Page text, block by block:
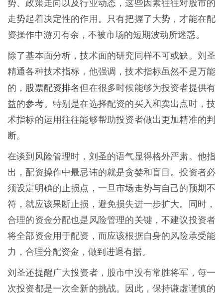
势、政策走向以及行业动态，这些因素往往对股市的
走势起着决定性的作用。只有把握了大势，才能在配
资操作中游刃有余，不被市场的短期波动所迷惑。
除了基本面分析，技术面的研究同样不可或缺。刘圣
精通各种技术指标，他强调，技术指标虽然不是万能
的， 股票配资排名但在很多时候能够为投资者提供有
益的参考。特别是在选择配资的买入和卖出点时，技
术指标的运用往往能够帮助投资者做出更加精准的判
断。
在谈到风险管理时，刘圣的语气显得格外严肃。他指
出，配资操作中最忌讳的就是贪婪和盲目。投资者必
须设定明确的止损点，一旦市场走势与自己的预期不
符，就应该果断止损，避免损失进一步扩大。同时，
合理的资金分配也是风险管理的关键，不建议投资者
将全部资金用于配资，而应该根据自身的风险承受能
力，合理分配资金，做到进退有据。
刘圣还提醒广大投资者，股市中没有常胜将军，每一
次投资都是一次全新的挑战。因此，保持谦虚谨慎的